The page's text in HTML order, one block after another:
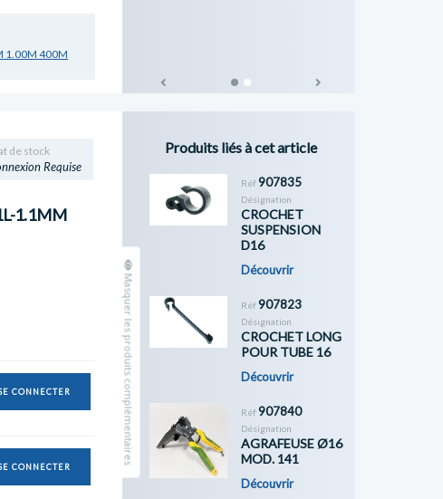
1.00M 400M
Previous
de stock
Requise
1.1MM
CONNECTER
CONNECTER
Masquer les produits complémentaires
Produits liés à cet article
Réf907835
Désignation
CROCHET
SUSPENSION
D16
Découvrir
Réf907823
Désignation
CROCHET LONG
POUR TUBE 16
Découvrir
Réf907840
Désignation
AGRAFEUSE Ø16
MOD. 141
Découvrir